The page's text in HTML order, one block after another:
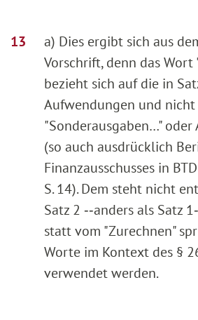
a) Dies ergibt sich aus
Vorschrift, denn das Wort
bezieht sich auf die in
Aufwendungen und
"Sonderausgaben…" oder
(so auch ausdrücklich
Finanzausschusses in
S. 14). Dem steht nicht
Satz 2 ‑‑anders als Satz
statt vom "Zurechnen"
Worte im Kontext des §
verwendet werden.